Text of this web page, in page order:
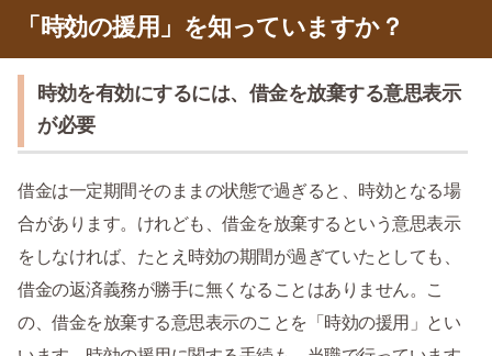
「時効の援用」を知っていますか？
時効を有効にするには、借金を放棄する意思表示
が必要
借金は一定期間そのままの状態で過ぎると、時効となる場
合があります。けれども、借金を放棄するという意思表示
をしなければ、たとえ時効の期間が過ぎていたとしても、
借金の返済義務が勝手に無くなることはありません。こ
の、借金を放棄する意思表示のことを「時効の援用」とい